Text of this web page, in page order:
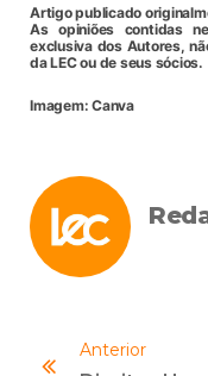
Artigo publicado
As opiniões contidas
exclusiva dos Autores,
da LEC ou de seus sócios.
Imagem: Canva
Anterior